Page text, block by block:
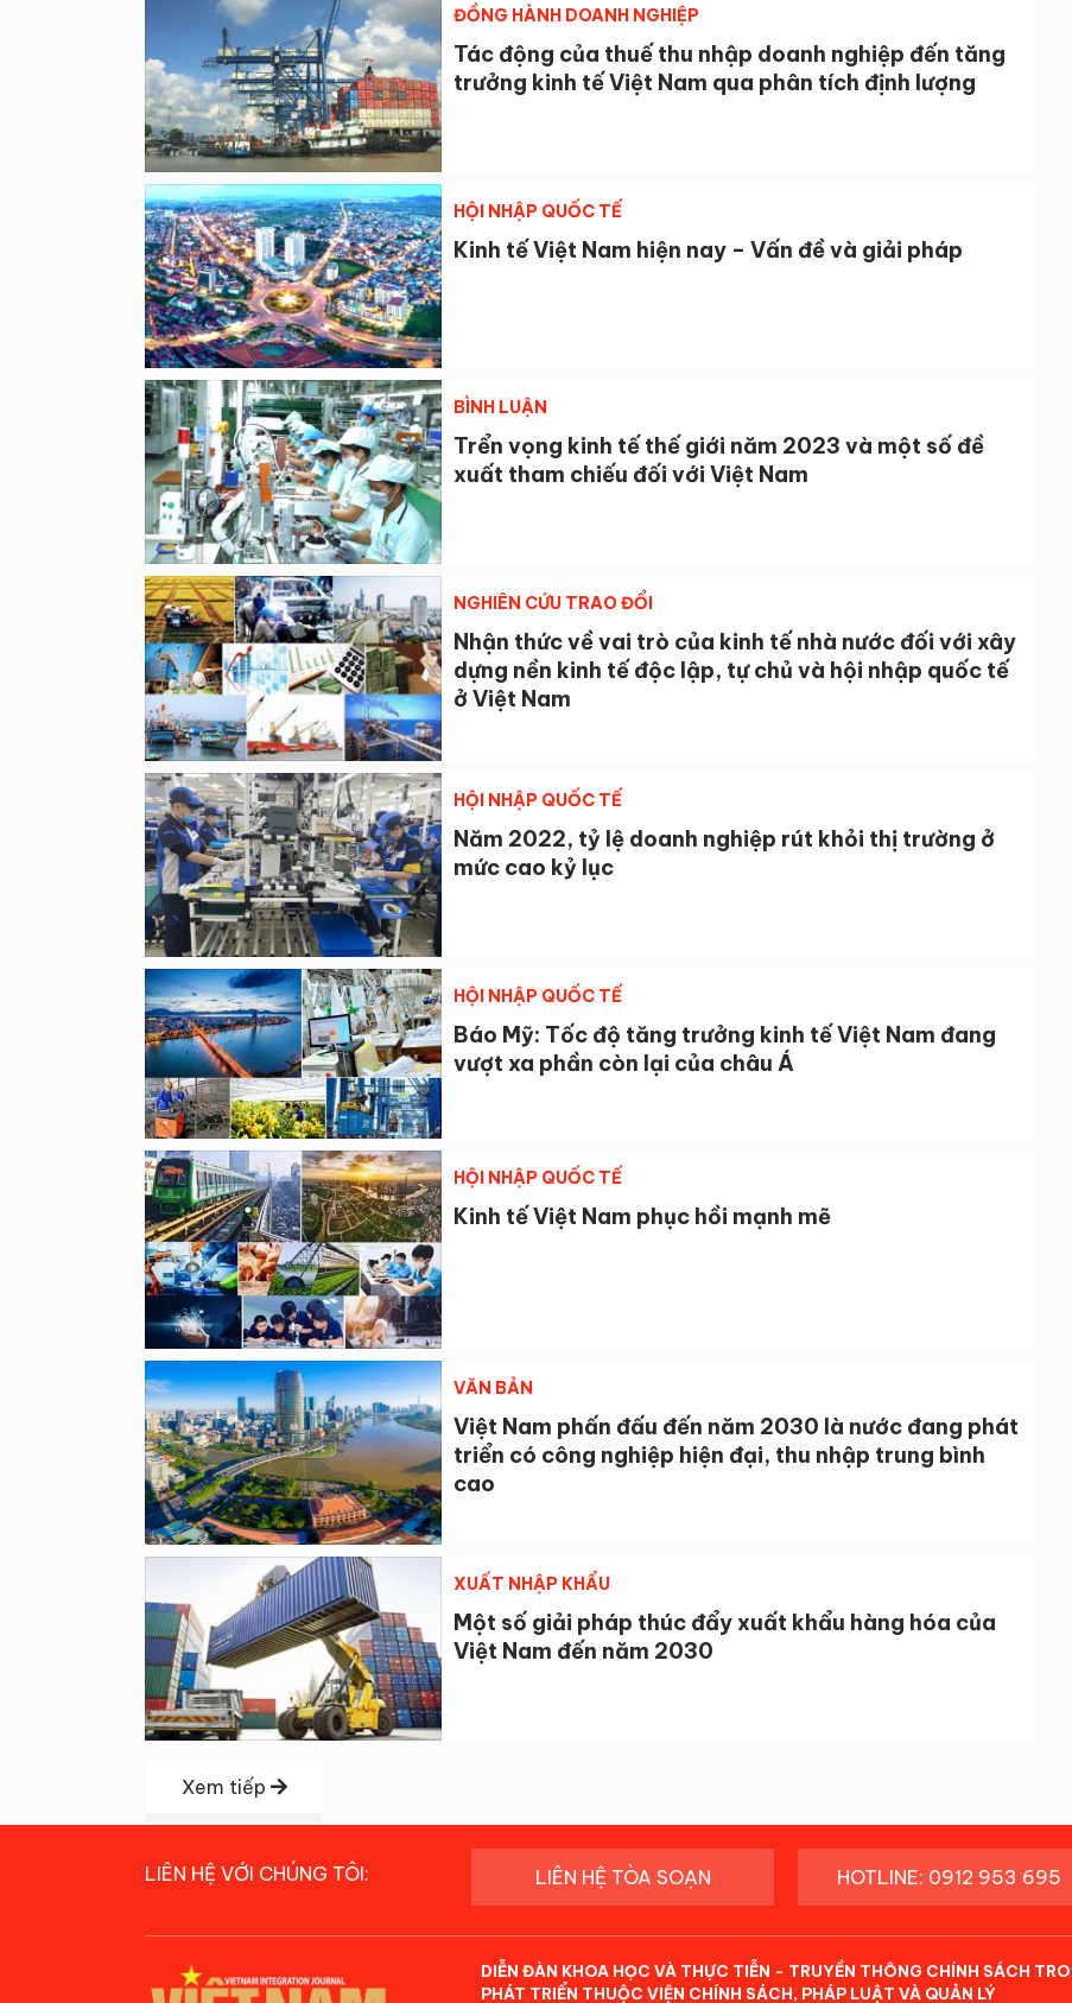
ĐỒNG HÀNH DOANH NGHIỆP
Tác động của thuế thu nhập doanh nghiệp đến tăng
trưởng kinh tế Việt Nam qua phân tích định lượng
HỘI NHẬP QUỐC TẾ
Kinh tế Việt Nam hiện nay – Vấn đề và giải pháp
BÌNH LUẬN
Trển vọng kinh tế thế giới năm 2023 và một số đề
xuất tham chiếu đối với Việt Nam
NGHIÊN CỨU TRAO ĐỔI
Nhận thức về vai trò của kinh tế nhà nước đối với xây
dựng nền kinh tế độc lập, tự chủ và hội nhập quốc tế
ở Việt Nam
HỘI NHẬP QUỐC TẾ
Năm 2022, tỷ lệ doanh nghiệp rút khỏi thị trường ở
mức cao kỷ lục
HỘI NHẬP QUỐC TẾ
Báo Mỹ: Tốc độ tăng trưởng kinh tế Việt Nam đang
vượt xa phần còn lại của châu Á
HỘI NHẬP QUỐC TẾ
Kinh tế Việt Nam phục hồi mạnh mẽ
VĂN BẢN
Việt Nam phấn đấu đến năm 2030 là nước đang phát
triển có công nghiệp hiện đại, thu nhập trung bình
cao
XUẤT NHẬP KHẨU
Một số giải pháp thúc đẩy xuất khẩu hàng hóa của
Việt Nam đến năm 2030
Xem tiếp
LIÊN HỆ VỚI CHÚNG TÔI: LIÊN HỆ TÒA SOẠN HOTLINE: 0912 953 695
DIỄN ĐÀN KHOA HỌC VÀ THỰC TIỄN - TRUYỀN THÔNG CHÍNH SÁCH
PHÁT TRIỂN THUỘC VIỆN CHÍNH SÁCH, PHÁP LUẬT VÀ QUẢN LÝ